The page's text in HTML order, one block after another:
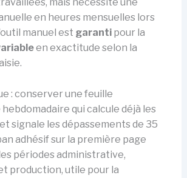
en heures mensuelles lors
manuel est garantipour la
en exactitude selon la
: conserver une feuille
qui calcule déjà les
signale les dépassements de 35
adhésif sur la première page
périodes administrative,
production, utile pour la